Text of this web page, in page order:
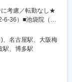
に考慮／転勤なし★
36）■池袋院（東
宿区歌舞伎町1-17-
9）■梅田院（大
阪府大阪市北区梅
、名古屋駅、大阪梅
駅、博多駅